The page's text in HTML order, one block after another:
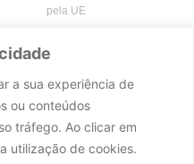
a sua experiência de
ou conteúdos
tráfego. Ao clicar em
utilização de cookies.
pela UE
Privacidade
Livro de
Reclamações